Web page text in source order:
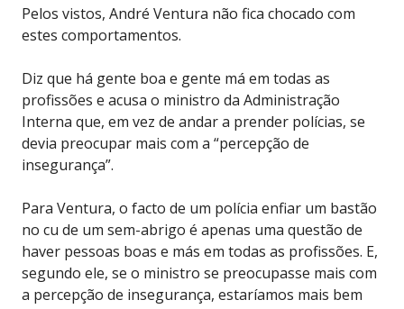
Pelos vistos, André Ventura não fica chocado com
estes comportamentos.
Diz que há gente boa e gente má em todas as
profissões e acusa o ministro da Administração
Interna que, em vez de andar a prender polícias, se
devia preocupar mais com a “percepção de
insegurança”.
Para Ventura, o facto de um polícia enfiar um bastão
no cu de um sem-abrigo é apenas uma questão de
haver pessoas boas e más em todas as profissões. E,
segundo ele, se o ministro se preocupasse mais com
a percepção de insegurança, estaríamos mais bem